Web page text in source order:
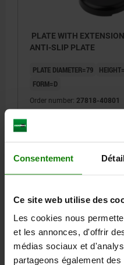
Consentement
Ce site web utilise des
Les cookies nous
et les annonces, d'offrir
médias sociaux et
partageons également
Form D with screw-on
plate
PLATE WITH
ANTI-SLIP PLATE
PLATE DIAMETER=79
FORM=D
Order number: 27818-40801
FORMS
DETAILS
DOWNLOADS